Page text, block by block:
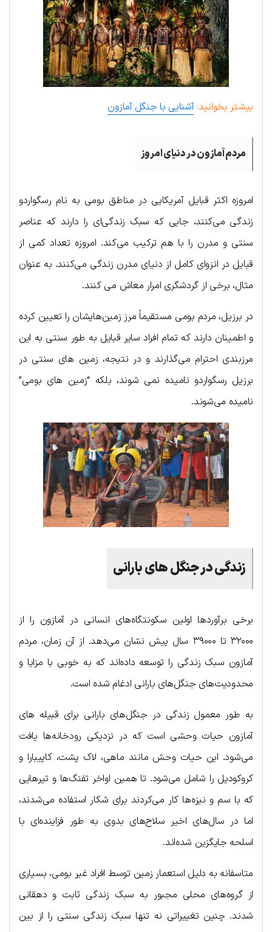
بیشتر بخوانید: آشنایی با جنگل آمازون
مردم آمازون در دنیای امروز
امروزه اکثر قبایل آمریکایی در مناطق بومی به نام رسگواردو
زندگی می‌کنند، جایی که سبک زندگی‌ای را دارند که عناصر
سنتی و مدرن را با هم ترکیب می‌کند. امروزه تعداد کمی از
قبایل در انزوای کامل از دنیای مدرن زندگی می‌کنند. به عنوان
مثال، برخی از گردشگری امرار معاش می کنند.
در برزیل، مردم بومی مستقیماً مرز زمین‌هایشان را تعیین کرده
و اطمینان دارند که تمام افراد سایر قبایل به طور سنتی به این
مرزبندی احترام می‌گذارند و در نتیجه، زمین های سنتی در
برزیل رسگواردو نامیده نمی شوند، بلکه “زمین های بومی”
نامیده می‌شوند.
زندگی در جنگل های بارانی
برخی برآوردها اولین سکونتگاه‌های انسانی در آمازون را از
۳۲۰۰۰ تا ۳۹۰۰۰ سال پیش نشان می‌دهد. از آن زمان، مردم
آمازون سبک زندگی را توسعه داده‌اند که به خوبی با مزایا و
محدودیت‌های جنگل‌های بارانی ادغام شده است.
به طور معمول زندگی در جنگل‌های بارانی برای قبیله های
آمازون حیات وحشی است که در نزدیکی رودخانه‌ها یافت
می‌شود. این حیات وحش مانند ماهی، لاک پشت، کاپیبارا و
کروکودیل را شامل می‌شود. تا همین اواخر تفنگ‌ها و تیرهایی
که با سم و نیزه‌ها کار می‌کردند برای شکار استفاده می‌شدند،
اما در سال‌های اخیر سلاح‌های بدوی به طور فزاینده‌ای با
اسلحه جایگزین شده‌اند.
متاسفانه به دلیل استعمار زمین توسط افراد غیر بومی، بسیاری
از گروه‌های محلی مجبور به سبک زندگی ثابت و دهقانی
شدند. چنین تغییراتی نه تنها سبک زندگی سنتی را از بین